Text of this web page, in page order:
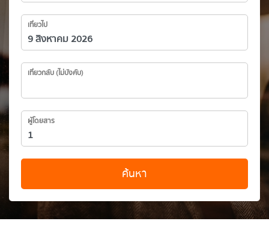
เที่ยวไป
เที่ยวกลับ (ไม่บังคับ)
ผู้โดยสาร
ค้นหา